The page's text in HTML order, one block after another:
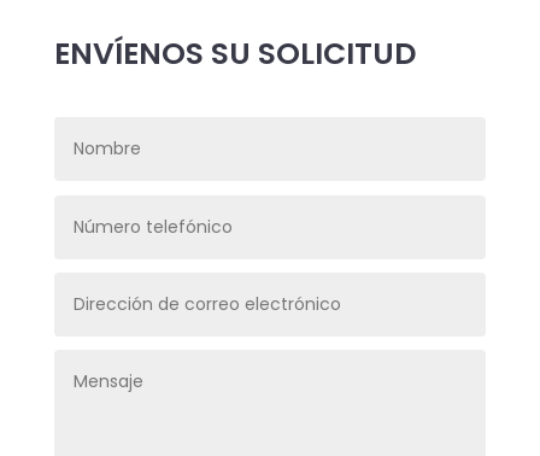
ENVÍENOS SU SOLICITUD